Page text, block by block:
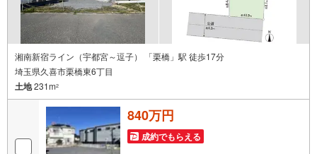
湘南新宿ライン（宇都宮～逗子） 「栗橋」駅 徒歩17分
埼玉県久喜市栗橋東6丁目
土地231m2
840万円
成約でもらえる